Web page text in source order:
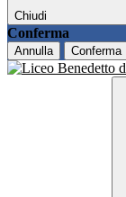
Chiudi
Conferma
Annulla Conferma